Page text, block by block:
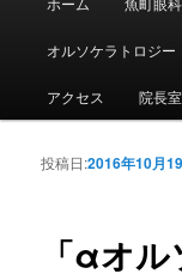
メインコンテン
サブコンテンツ
オルソケラトロジー
アクセス 院長室
「αオ
投稿日:2016年10月